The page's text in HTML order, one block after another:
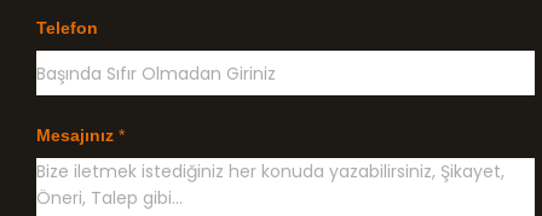
lTelefon
Mesajınız *